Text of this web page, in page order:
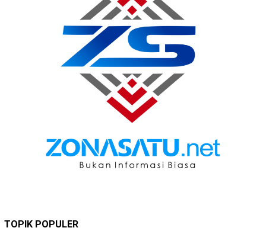
TOPIK POPULER